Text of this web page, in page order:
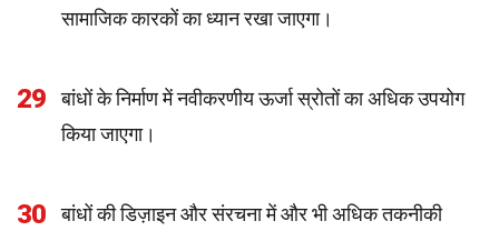
सामाजिक कारकों का ध्यान रखा जाएगा।
29
बांधों के निर्माण में नवीकरणीय ऊर्जा स्रोतों का अधिक उपयोग
किया जाएगा।
30
बांधों की डिज़ाइन और संरचना में और भी अधिक तकनीकी